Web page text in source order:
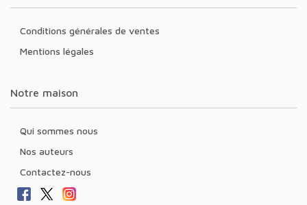
Conditions générales de ventes
Mentions légales
Notre maison
Qui sommes nous
Nos auteurs
Contactez-nous